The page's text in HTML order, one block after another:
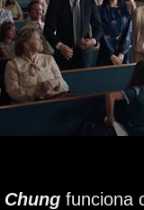
Chung funciona